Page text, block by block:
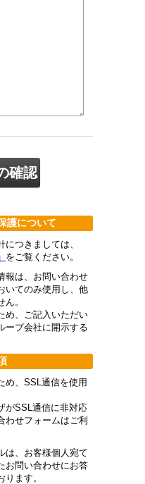
護について
つきましては、
をご覧ください。
報は、お問い合わせ
いてのみ使用し、他
。
め、ご記入いただい
ープ会社に開示する
め、SSL通信を使用
がSSL通信に非対応
わせフォームはご利
は、お客様個人宛て
お問い合わせにお答
ます。